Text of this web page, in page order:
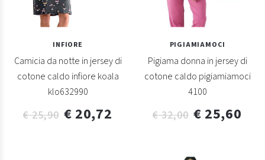
INFIORE
Camicia da notte in jersey di
cotone caldo infiore koala
klo632990
€ 25,90 € 20,72
PIGIAMIAMOCI
Pigiama donna in jersey di
cotone caldo pigiamiamoci
4100
€ 32,00 € 25,60